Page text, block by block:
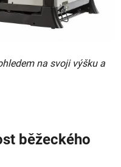
na svoji výšku a
běžeckého